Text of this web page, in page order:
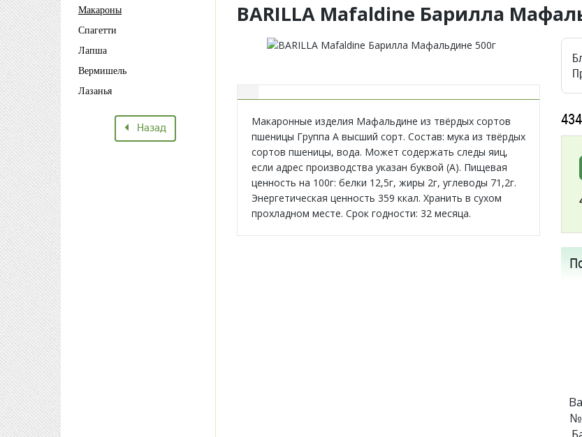
Макароны
Спагетти
Лапша
Вермишель
Лазанья
Назад
BARILLA Mafaldine Барилла
Макаронные изделия Мафальдине из твёрдых сортов
пшеницы Группа А высший сорт. Состав: мука из твёрдых
сортов пшеницы, вода. Может содержать следы яиц,
если адрес производства указан буквой (А). Пищевая
ценность на 100г: белки 12,5г, жиры 2г, углеводы 71,2г.
Энергетическая ценность 359 ккал. Хранить в сухом
прохладном месте. Срок годности: 32 месяца.
434